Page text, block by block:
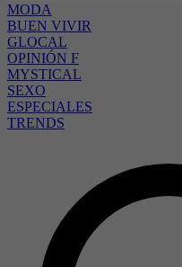
MODA
BUEN VIVIR
GLOCAL
OPINIÓN F
MYSTICAL
SEXO
ESPECIALES
TRENDS